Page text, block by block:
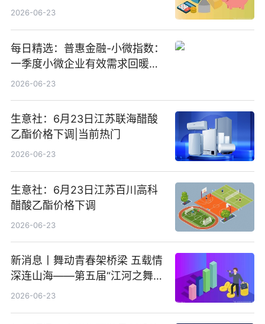
金净卖出388.22万元
2026-06-23
每日精选：普惠金融-小微指数：
一季度小微企业有效需求回暖，
金融服务迈向可持续发展新阶段
2026-06-23
生意社：6月23日江苏联海醋酸
乙酯价格下调|当前热门
2026-06-23
生意社：6月23日江苏百川高科
醋酸乙酯价格下调
2026-06-23
新消息丨舞动青春架桥梁 五载情
深连山海——第五届“江河之舞”
中美青少年文化交流展演在镇江
2026-06-23